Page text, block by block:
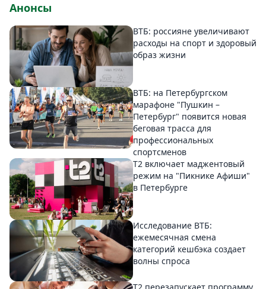
Анонсы
ВТБ: россияне увеличивают
расходы на спорт и здоровый
образ жизни
ВТБ: на Петербургском
марафоне "Пушкин –
Петербург" появится новая
беговая трасса для
профессиональных
спортсменов
Т2 включает маджентовый
режим на "Пикнике Афиши"
в Петербурге
Исследование ВТБ:
ежемесячная смена
категорий кешбэка создает
волны спроса